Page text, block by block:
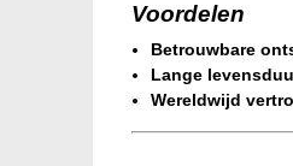
Voordelen
Betrouwbare
Lange
Wereldwijd